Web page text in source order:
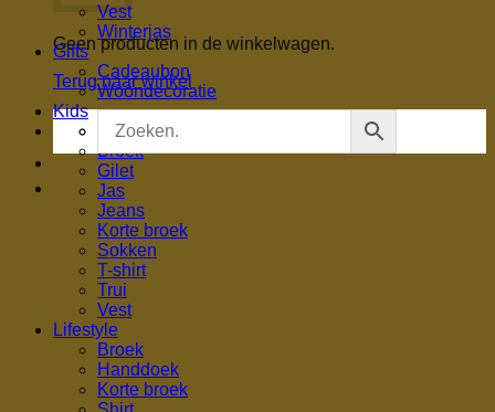
Geen producten in de winkelwagen.
Terug naar winkel
Vest
Winterjas
Gifts
Cadeaubon
Woondecoratie
Kids
Blouse
Broek
Gilet
Jas
Jeans
Korte broek
Sokken
T-shirt
Trui
Vest
Lifestyle
Broek
Handdoek
Korte broek